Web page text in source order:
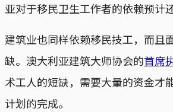
亚对于移民卫生工作者的依赖预计
建筑业也同样依赖移民技工，而且
缺。澳大利亚建筑大师协会的首席
术工人的短缺，需要大量的资金才
计划的完成。